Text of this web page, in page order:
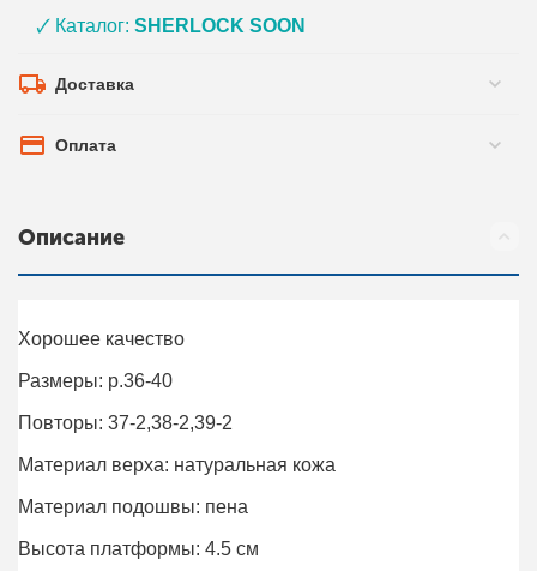
🗸 Каталог:SHERLOCK SOON
Доставка
Оплата
Описание
Хорошее качество
Размеры: р.36-40
Повторы: 37-2,38-2,39-2
Материал верха: натуральная кожа
Материал подошвы: пена
Высота платформы: 4.5 см